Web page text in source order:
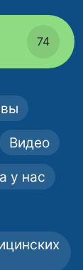
74
Видео
у нас